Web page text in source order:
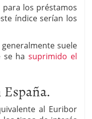
los préstamos
índice serían los
suele
se hasuprimido el
al Euribor